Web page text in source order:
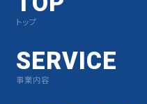
トップ
SERVICE
事業内容